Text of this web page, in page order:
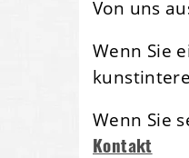
Von uns
Wenn Sie
Wenn Sie
Kontakt